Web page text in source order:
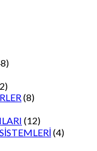
(8)
(12)
(4)